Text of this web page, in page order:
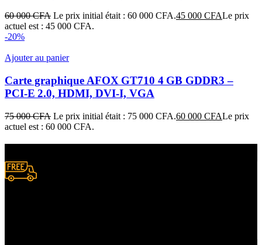
60 000CFA Le prix initial était : 60 000 CFA.45 000 CFALe prix
actuel est : 45 000 CFA.
-20%
Ajouter au panier
Carte graphique AFOX GT710 4 GB GDDR3 –
PCI‑E 2.0, HDMI, DVI‑I, VGA
75 000CFA Le prix initial était : 75 000 CFA.60 000 CFALe prix
actuel est : 60 000 CFA.